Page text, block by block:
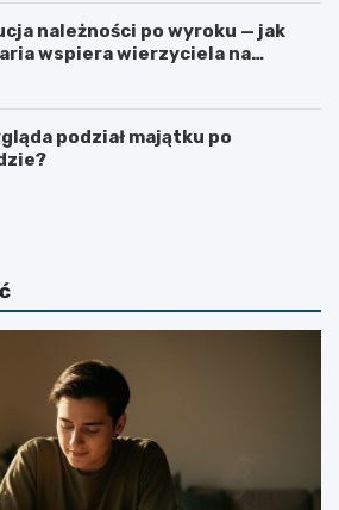
należności po wyroku — jak
wspiera wierzyciela na
podział majątku po